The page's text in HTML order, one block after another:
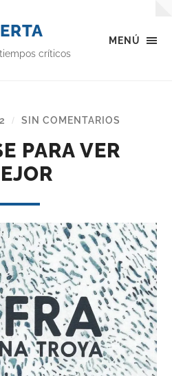
MENÚ
críticos
/ SIN COMENTARIOS
PARA VER